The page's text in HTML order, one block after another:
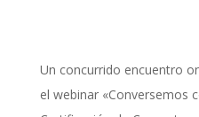
Un concurrido encuentro
el webinar «Conversemos